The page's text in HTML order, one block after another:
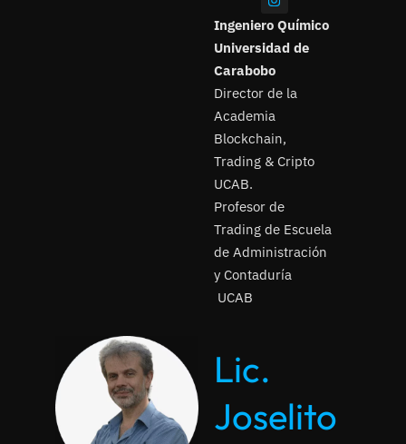
Ingeniero Químico
Universidad de
Carabobo
Director de la
Academia
Blockchain,
Trading & Cripto
UCAB.
Profesor de
Trading de Escuela
de Administración
y Contaduría
UCAB
Lic.
Joselito